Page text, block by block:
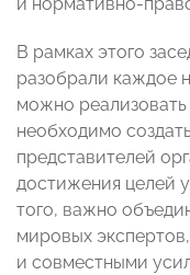
В рамках этого
разобрали каждое
можно реализовать
необходимо
представителей
достижения целей
того, важно
мировых
и совместными